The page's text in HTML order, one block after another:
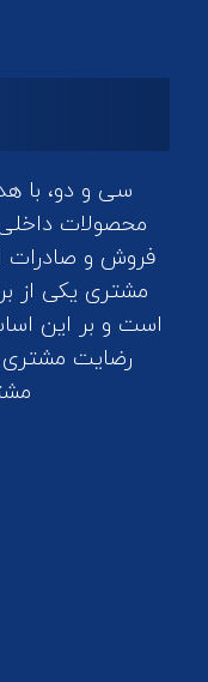
سی و دو، با
محصولات
فروش و صادرات
مشتری یکی از
است و بر این
رضایت